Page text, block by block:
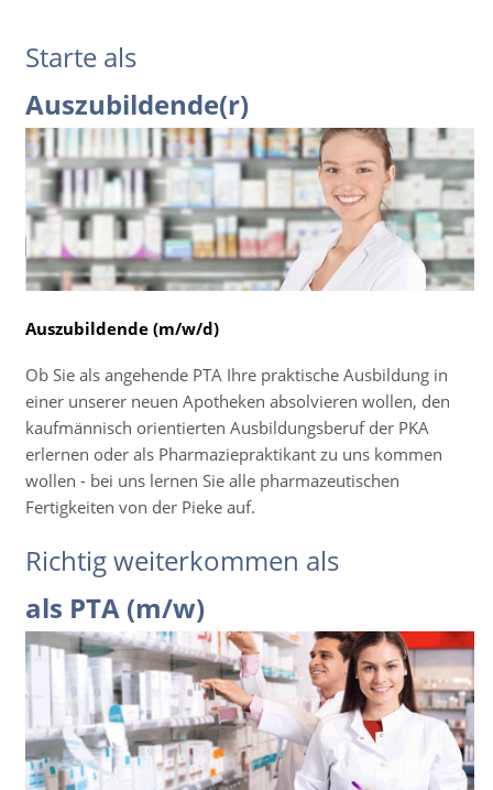
Starte als
Auszubildende(r)
Auszubildende (m/w/d)
Ob Sie als angehende PTA Ihre praktische Ausbildung in
einer unserer neuen Apotheken absolvieren wollen, den
kaufmännisch orientierten Ausbildungsberuf der PKA
erlernen oder als Pharmaziepraktikant zu uns kommen
wollen - bei uns lernen Sie alle pharmazeutischen
Fertigkeiten von der Pieke auf.
Richtig weiterkommen als
als PTA (m/w)